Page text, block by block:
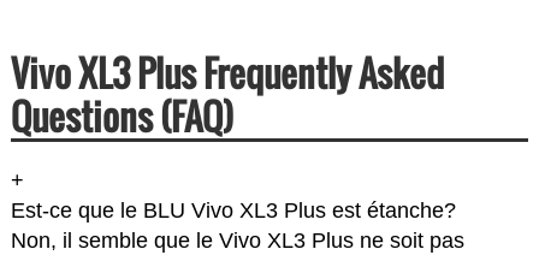
Vivo XL3 Plus Frequently Asked
Questions (FAQ)
+
Est-ce que le BLU Vivo XL3 Plus est étanche?
Non, il semble que le Vivo XL3 Plus ne soit pas